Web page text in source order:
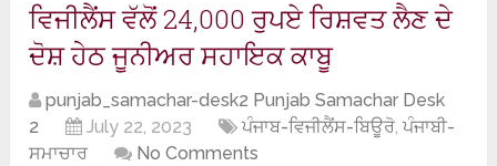
ਵਿਜੀਲੈਂਸ ਵੱਲੋਂ 24,000 ਰੁਪਏ ਰਿਸ਼ਵਤ ਲੈਣ ਦੇ
ਦੋਸ਼ ਹੇਠ ਜੂਨੀਅਰ ਸਹਾਇਕ ਕਾਬੂ
punjab_samachar-desk2 Punjab Samachar Desk
2
July 22, 2023 ਪੰਜਾਬ-ਵਿਜੀਲੈਂਸ-ਬਿਊਰੋ,ਪੰਜਾਬੀ-
ਸਮਾਚਾਰ
No Comments